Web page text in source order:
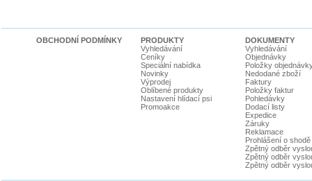
OBCHODNÍ PODMÍNKY
PRODUKTY
Vyhledávání
Ceníky
Speciální nabídka
Novinky
Výprodej
Oblíbené produkty
Nastavení hlídací psi
Promoakce
DOKUMENTY
Vyhledávání
Objednávky
Položky
Nedodané zboží
Faktury
Položky faktur
Pohledávky
Dodací listy
Expedice
Záruky
Reklamace
Prohlášení o shodě
Zpětný odběr
Zpětný odběr
Zpětný odběr